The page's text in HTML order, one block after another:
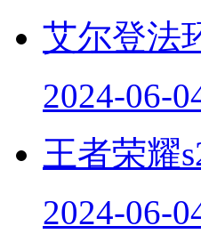
艾尔登法
2024-06-
王者荣耀
2024-06-